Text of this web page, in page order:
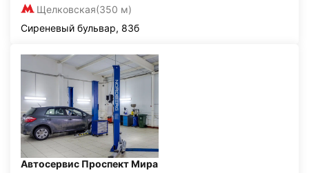
Щелковская(350 м)
Сиреневый бульвар, 83б
Автосервис Проспект Мира